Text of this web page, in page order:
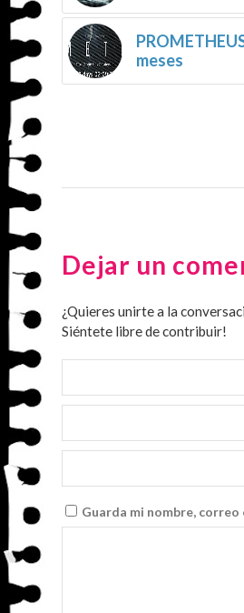
meses
Dejar un
¿Quieres unirte a la
Siéntete libre de contribuir!
Guarda mi nombre,